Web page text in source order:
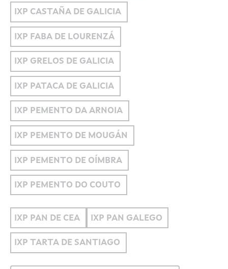
IXP CASTAÑA DE GALICIA
IXP FABA DE LOURENZÁ
IXP GRELOS DE GALICIA
IXP PATACA DE GALICIA
IXP PEMENTO DA ARNOIA
IXP PEMENTO DE MOUGÁN
IXP PEMENTO DE OÍMBRA
IXP PEMENTO DO COUTO
IXP PAN DE CEA IXP PAN GALEGO
IXP TARTA DE SANTIAGO